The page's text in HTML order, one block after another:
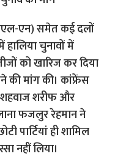
एन) समेत कई दलों
हालिया चुनावों में
को खारिज कर दिया
की मांग की। कांफ्रेंस
शहवाज शरीफ और
फजलुर रेहमान ने
पार्टियां ही शामिल
नहीं लिया।